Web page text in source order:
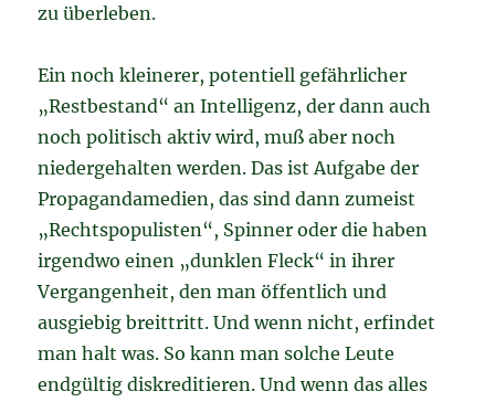
zu überleben.
Ein noch kleinerer, potentiell gefährlicher
„Restbestand“ an Intelligenz, der dann auch
noch politisch aktiv wird, muß aber noch
niedergehalten werden. Das ist Aufgabe der
Propagandamedien, das sind dann zumeist
„Rechtspopulisten“, Spinner oder die haben
irgendwo einen „dunklen Fleck“ in ihrer
Vergangenheit, den man öffentlich und
ausgiebig breittritt. Und wenn nicht, erfindet
man halt was. So kann man solche Leute
endgültig diskreditieren. Und wenn das alles